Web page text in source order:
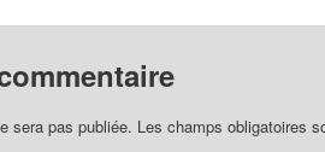
sera pas publiée. Les champs obligatoires